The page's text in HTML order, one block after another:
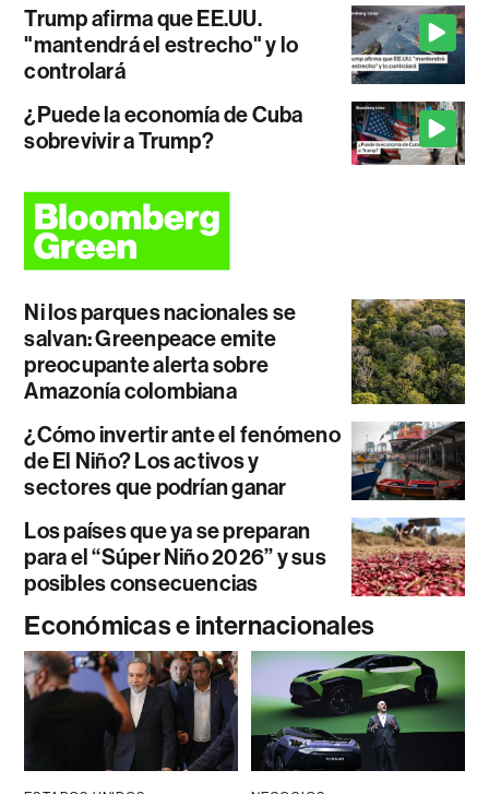
Trump afirma que EE.UU.
"mantendrá el estrecho" y lo
controlará
¿Puede la economía de Cuba
sobrevivir a Trump?
Ni los parques nacionales se
salvan: Greenpeace emite
preocupante alerta sobre
Amazonía colombiana
¿Cómo invertir ante el fenómeno
de El Niño? Los activos y
sectores que podrían ganar
Los países que ya se preparan
para el “Súper Niño 2026” y sus
posibles consecuencias
Económicas e internacionales